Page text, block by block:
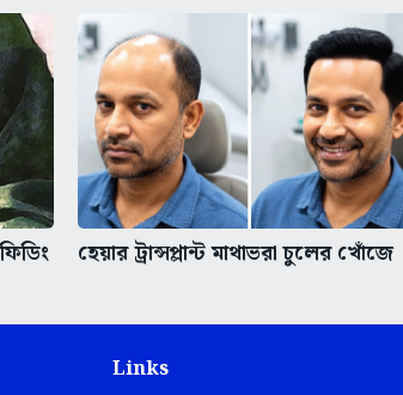
হেয়ার ট্রান্সপ্লান্ট মাথাভরা চুলের খোঁজে
Links